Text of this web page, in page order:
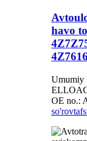
havo
Umumiy
OE no.:
so'rov